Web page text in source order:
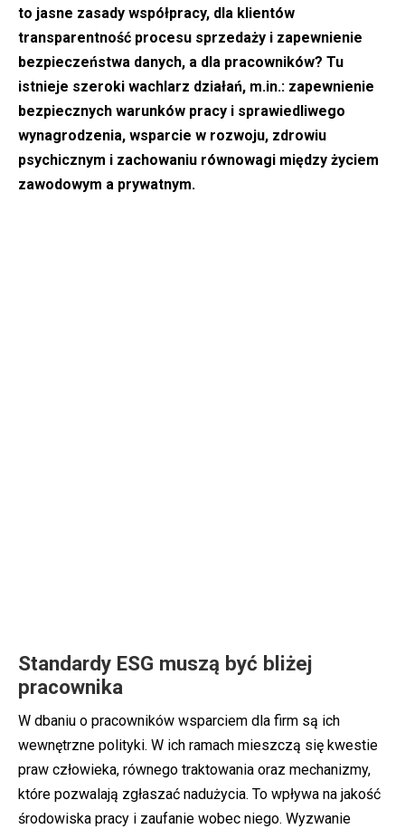
to jasne zasady współpracy, dla klientów
transparentność procesu sprzedaży i zapewnienie
bezpieczeństwa danych, a dla pracowników? Tu
istnieje szeroki wachlarz działań, m.in.: zapewnienie
bezpiecznych warunków pracy i sprawiedliwego
wynagrodzenia, wsparcie w rozwoju, zdrowiu
psychicznym i zachowaniu równowagi między życiem
zawodowym a prywatnym.
Standardy ESG muszą być bliżej
pracownika
W dbaniu o pracowników wsparciem dla firm są ich
wewnętrzne polityki. W ich ramach mieszczą się kwestie
praw człowieka, równego traktowania oraz mechanizmy,
które pozwalają zgłaszać nadużycia. To wpływa na jakość
środowiska pracy i zaufanie wobec niego. Wyzwanie